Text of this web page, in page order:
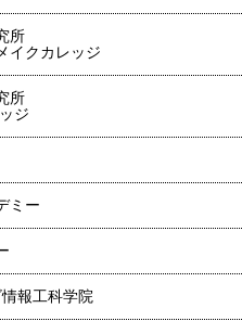
所
イクカレッジ
所
ジ
ミー
報工科学院